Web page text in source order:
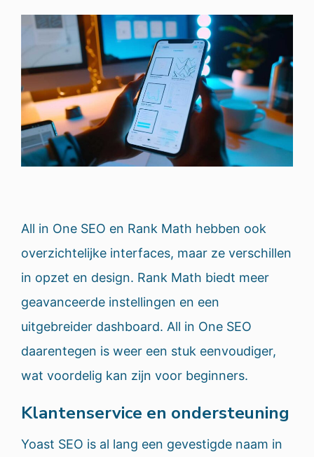
All in One SEO en Rank Math hebben ook
overzichtelijke interfaces, maar ze verschillen
in opzet en design. Rank Math biedt meer
geavanceerde instellingen en een
uitgebreider dashboard. All in One SEO
daarentegen is weer een stuk eenvoudiger,
wat voordelig kan zijn voor beginners.
Klantenservice en ondersteuning
Yoast SEO is al lang een gevestigde naam in